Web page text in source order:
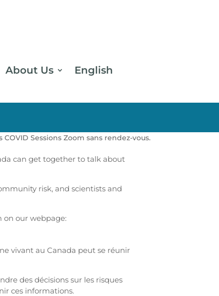
About Us English
Sessions Zoom sans rendez-vous.
can get together to talk about
risk, and scientists and
on our webpage:
vivant au Canada peut se réunir
des décisions sur les risques
ces informations.